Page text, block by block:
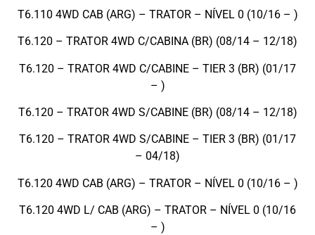
T6.110 4WD CAB (ARG) – TRATOR – NÍVEL 0 (10/16 – )
T6.120 – TRATOR 4WD C/CABINA (BR) (08/14 – 12/18)
T6.120 – TRATOR 4WD C/CABINE – TIER 3 (BR) (01/17
– )
T6.120 – TRATOR 4WD S/CABINE (BR) (08/14 – 12/18)
T6.120 – TRATOR 4WD S/CABINE – TIER 3 (BR) (01/17
– 04/18)
T6.120 4WD CAB (ARG) – TRATOR – NÍVEL 0 (10/16 – )
T6.120 4WD L/ CAB (ARG) – TRATOR – NÍVEL 0 (10/16
– )